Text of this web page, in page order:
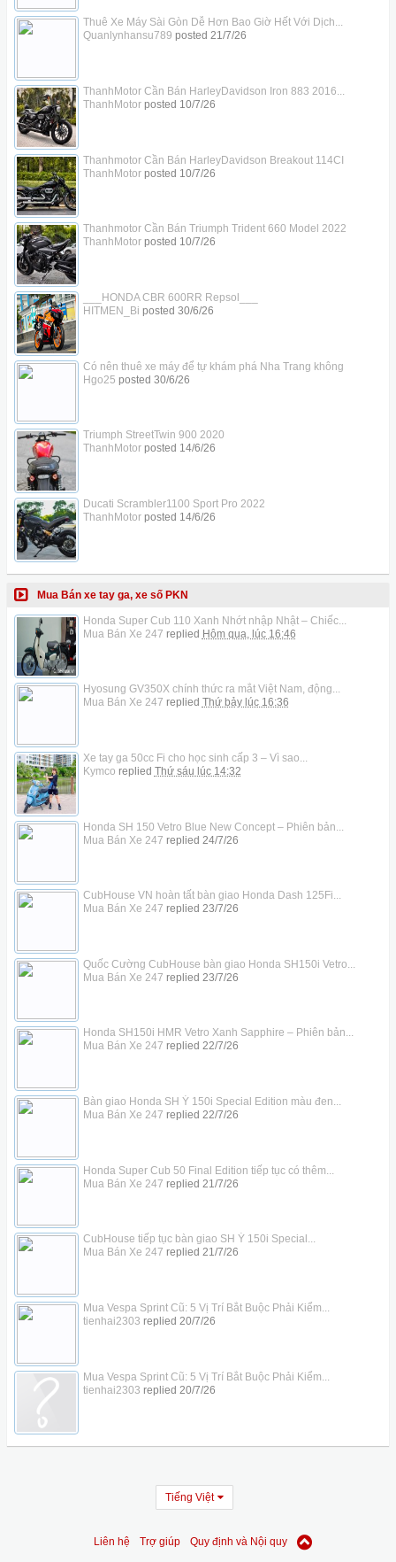
Thuê Xe Máy Sài Gòn Dễ Hơn Bao Giờ Hết Với Dịch...
Quanlynhansu789 posted 21/7/26
ThanhMotor Cần Bán HarleyDavidson Iron 883 2016...
ThanhMotorposted 10/7/26
Thanhmotor Cần Bán HarleyDavidson Breakout 114CI
ThanhMotorposted 10/7/26
Thanhmotor Cần Bán Triumph Trident 660 Model 2022
ThanhMotorposted 10/7/26
___HONDA CBR 600RR Repsol___
HITMEN_Bi posted 30/6/26
Có nên thuê xe máy để tự khám phá Nha Trang không
Hgo25 posted 30/6/26
Triumph StreetTwin 900 2020
ThanhMotorposted 14/6/26
Ducati Scrambler1100 Sport Pro 2022
ThanhMotorposted 14/6/26
Mua Bán xe tay ga, xe số PKN
Honda Super Cub 110 Xanh Nhớt nhập Nhật – Chiếc...
Mua Bán Xe 247 replied Hôm qua, lúc 16:46
Hyosung GV350X chính thức ra mắt Việt Nam, động...
Mua Bán Xe 247 replied Thứ bảy lúc 16:36
Xe tay ga 50cc Fi cho học sinh cấp 3 – Vì sao...
Kymco replied Thứ sáu lúc 14:32
Honda SH 150 Vetro Blue New Concept – Phiên bản...
Mua Bán Xe 247 replied 24/7/26
CubHouse VN hoàn tất bàn giao Honda Dash 125Fi...
Mua Bán Xe 247 replied 23/7/26
Quốc Cường CubHouse bàn giao Honda SH150i Vetro...
Mua Bán Xe 247 replied 23/7/26
Honda SH150i HMR Vetro Xanh Sapphire – Phiên bản...
Mua Bán Xe 247 replied 22/7/26
Bàn giao Honda SH Ý 150i Special Edition màu đen...
Mua Bán Xe 247 replied 22/7/26
Honda Super Cub 50 Final Edition tiếp tục có thêm...
Mua Bán Xe 247 replied 21/7/26
CubHouse tiếp tục bàn giao SH Ý 150i Special...
Mua Bán Xe 247 replied 21/7/26
Mua Vespa Sprint Cũ: 5 Vị Trí Bắt Buộc Phải Kiểm...
tienhai2303 replied 20/7/26
Mua Vespa Sprint Cũ: 5 Vị Trí Bắt Buộc Phải Kiểm...
tienhai2303 replied 20/7/26
Tiếng Việt
Liên hệ Trợ giúp Quy định và Nội quy